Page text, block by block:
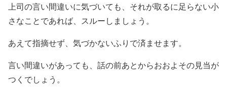
上司の言い間違いに気づいても、それが取るに足らない小
さなことであれば、スルーしましょう。
あえて指摘せず、気づかないふりで済ませます。
言い間違いがあっても、話の前あとからおおよその見当が
つくでしょう。